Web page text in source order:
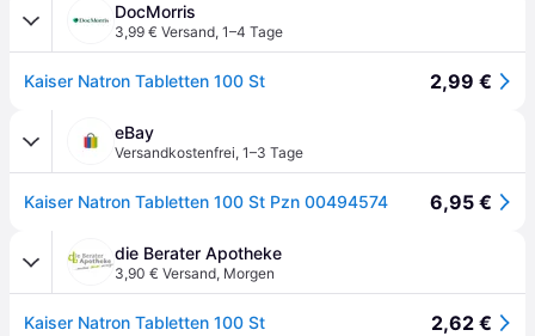
DocMorris
3,99 € Versand, 1–4 Tage
Kaiser Natron Tabletten 100 St 2,99 €
eBay
Versandkostenfrei, 1–3 Tage
Kaiser Natron Tabletten 100 St Pzn 00494574 6,95 €
die Berater Apotheke
3,90 € Versand, Morgen
Kaiser Natron Tabletten 100 St 2,62 €